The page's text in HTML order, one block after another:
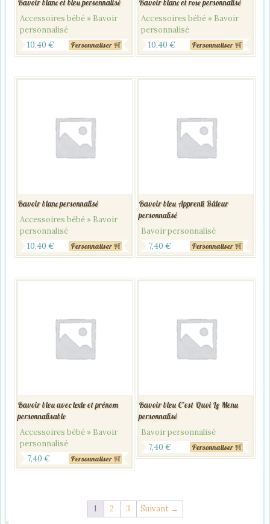
Bavoir blanc et bleu personnalisé
Accessoires bébé » Bavoir
personnalisé
10,40 € Personnaliser
Bavoir blanc et rose personnalisé
Accessoires bébé » Bavoir
personnalisé
10,40 € Personnaliser
Bavoir blanc personnalisé
Accessoires bébé » Bavoir
personnalisé
10,40 € Personnaliser
Bavoir bleu Apprenti Râleur
personnalisé
Bavoir personnalisé
7,40 € Personnaliser
Bavoir bleu avec texte et prénom
personnalisable
Accessoires bébé » Bavoir
personnalisé
7,40 € Personnaliser
Bavoir bleu C’est Quoi Le Menu
personnalisé
Bavoir personnalisé
7,40 € Personnaliser
1 2 3 Suivant →